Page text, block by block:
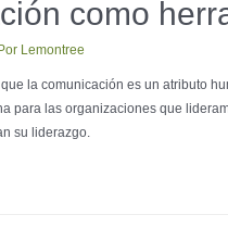
como
Lemontree
la comunicación es un atributo
para las organizaciones que
su liderazgo.